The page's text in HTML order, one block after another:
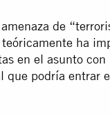
de
ha
en el asunto con
que podría entrar